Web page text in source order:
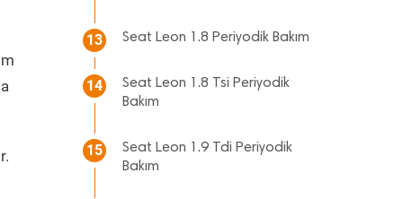
13 Seat Leon 1.8 Periyodik Bakım
14
Seat Leon 1.8 Tsi Periyodik
Bakım
15
Seat Leon 1.9 Tdi Periyodik
Bakım